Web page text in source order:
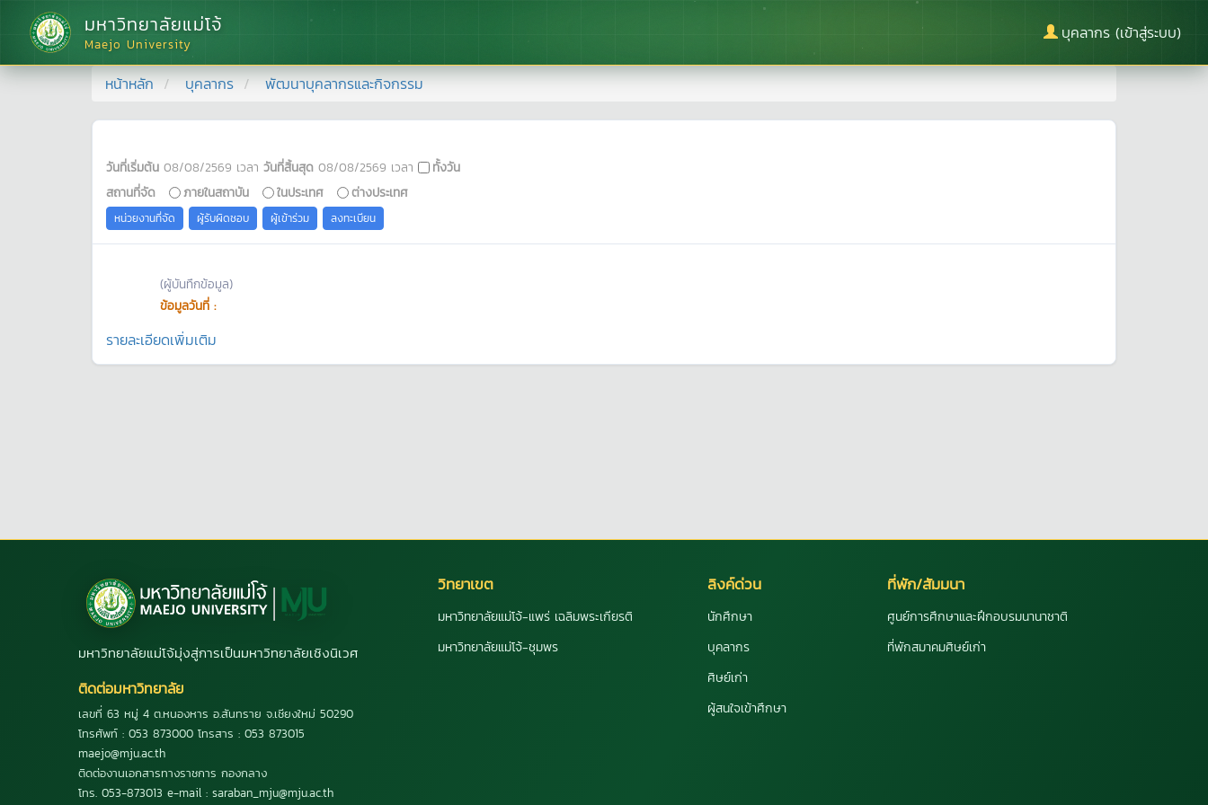
มหาวิทยาลัยแม่โจ้
Maejo University
บุคลากร (เข้าสู่ระบบ)
หน้าหลัก บุคลากร พัฒนาบุคลากรและกิจกรรม
วันที่เริ่มต้น 08/08/2569 เวลา วันที่สิ้นสุด 08/08/2569 เวลา
ทั้งวัน
สถานที่จัด
ภายในสถาบัน ในประเทศ ต่างประเทศ
หน่วยงานที่จัด ผู้รับผิดชอบ ผู้เข้าร่วม ลงทะเบียน
(ผู้บันทึกข้อมูล)
ข้อมูลวันที่ :
รายละเอียดเพิ่มเติม
มหาวิทยาลัยแม่โจ้มุ่งสู่การเป็นมหาวิทยาลัยเชิงนิเวศ
ติดต่อมหาวิทยาลัย
เลขที่ 63 หมู่ 4 ต.หนองหาร อ.สันทราย จ.เชียงใหม่ 50290
โทรศัพท์ : 053 873000 โทรสาร : 053 873015
maejo@mju.ac.th
ติดต่องานเอกสารทางราชการ กองกลาง
โทร. 053-873013 e-mail : saraban_mju@mju.ac.th
วิทยาเขต
มหาวิทยาลัยแม่โจ้-แพร่ เฉลิมพระเกียรติ
มหาวิทยาลัยแม่โจ้-ชุมพร
ลิงค์ด่วน
นักศึกษา
บุคลากร
ศิษย์เก่า
ผู้สนใจเข้าศึกษา
ที่พัก/สัมมนา
ศูนย์การศึกษาและฝึกอบรมนานาชาติ
ที่พักสมาคมศิษย์เก่า